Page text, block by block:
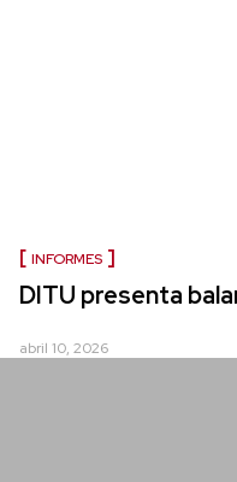
INFORMES
DITU presenta
abril 10, 2026